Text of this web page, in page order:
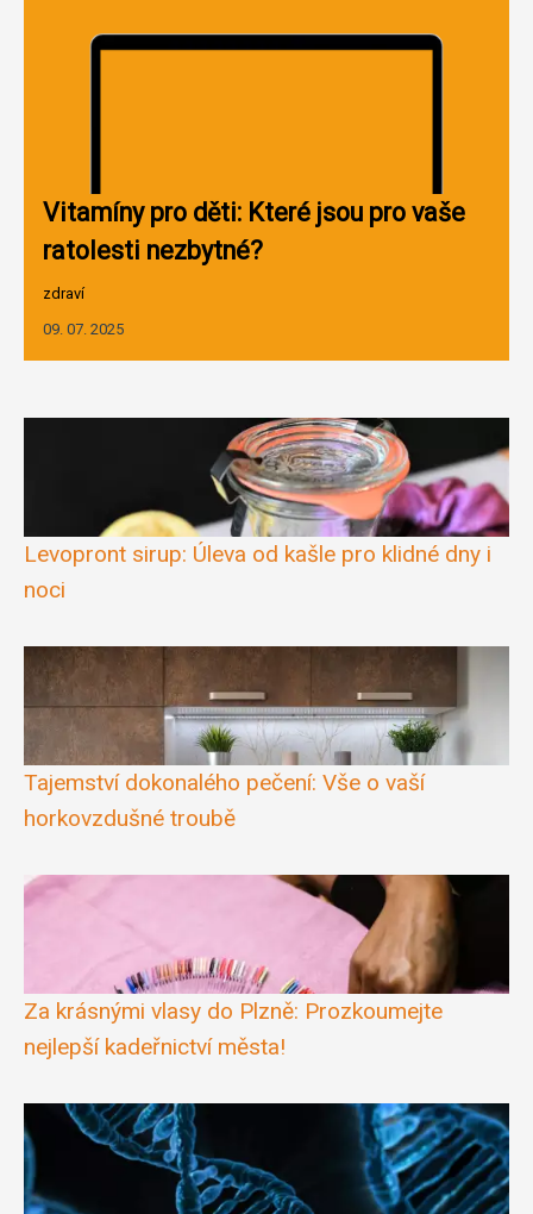
Vitamíny pro děti: Které jsou pro vaše
ratolesti nezbytné?
zdraví
09. 07. 2025
Levopront sirup: Úleva od kašle pro klidné dny i
noci
Tajemství dokonalého pečení: Vše o vaší
horkovzdušné troubě
Za krásnými vlasy do Plzně: Prozkoumejte
nejlepší kadeřnictví města!